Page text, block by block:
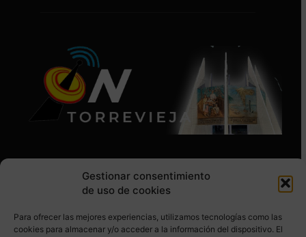
Gestionar consentimiento
de uso de cookies
Para ofrecer las mejores experiencias, utilizamos tecnologías como las
cookies para almacenar y/o acceder a la información del dispositivo. El
SÍGUENOS EN REDES SOCIALES